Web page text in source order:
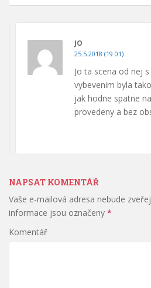
JO
25.5.2018 (19.01)
Jo ta scena od nej
vybevenim byla
jak hodne spatne
provedeny a bez
NAPSAT KOMENTÁŘ
Vaše e-mailová adresa nebude
informace jsou označeny *
Komentář